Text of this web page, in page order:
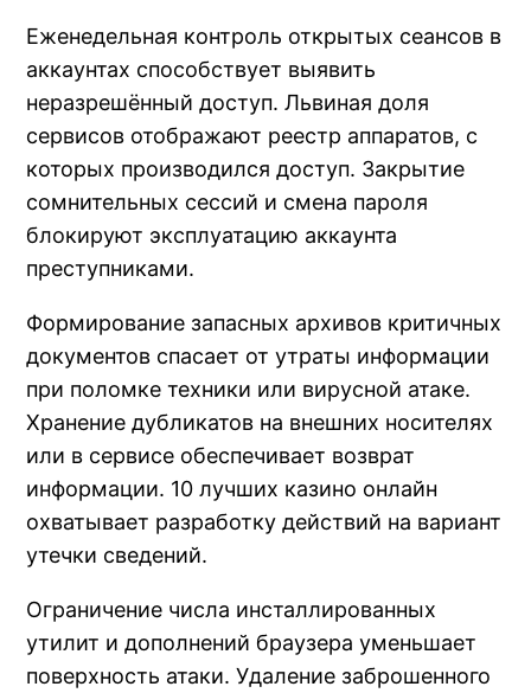
Еженедельная контроль открытых сеансов в
аккаунтах способствует выявить
неразрешённый доступ. Львиная доля
сервисов отображают реестр аппаратов, с
которых производился доступ. Закрытие
сомнительных сессий и смена пароля
блокируют эксплуатацию аккаунта
преступниками.
Формирование запасных архивов критичных
документов спасает от утраты информации
при поломке техники или вирусной атаке.
Хранение дубликатов на внешних носителях
или в сервисе обеспечивает возврат
информации. 10 лучших казино онлайн
охватывает разработку действий на вариант
утечки сведений.
Ограничение числа инсталлированных
утилит и дополнений браузера уменьшает
поверхность атаки. Удаление заброшенного